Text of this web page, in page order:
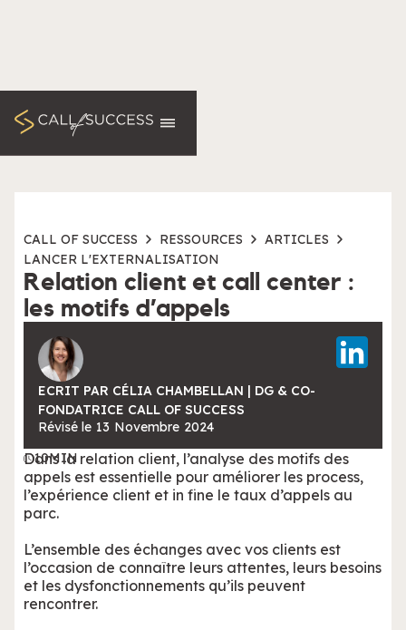
CALL OF SUCCESS RESSOURCES
ARTICLES
LANCER L'EXTERNALISATION
Relation client et call center :
les motifs d’appels
ECRIT PAR CÉLIA CHAMBELLAN | DG & CO-
FONDATRICE CALL OF SUCCESS
Révisé le 13 Novembre 2024
10MIN
Dans la relation client, l’analyse des motifs des
appels est essentielle pour améliorer les process,
l’expérience client et in fine le taux d’appels au
parc.
L’ensemble des échanges avec vos clients est
l’occasion de connaître leurs attentes, leurs besoins
et les dysfonctionnements qu’ils peuvent
rencontrer.